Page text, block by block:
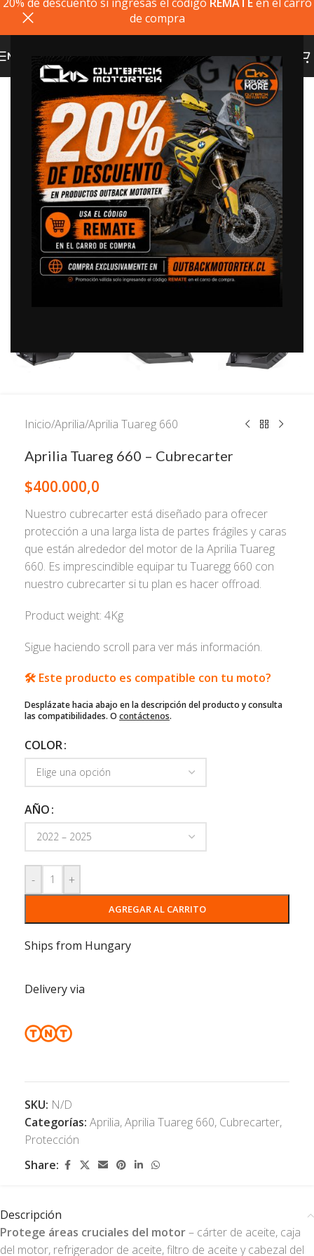
de compra
MENU
20% dto. codigo
REMATE
Click to enlarge
Inicio/Aprilia/Aprilia Tuareg 660
Aprilia Tuareg 660 – Cubrecarter
$400.000,0
Nuestro cubrecarter está diseñado para ofrecer
protección a una larga lista de partes frágiles y caras
que están alrededor del motor de la Aprilia Tuareg
660. Es imprescindible equipar tu Tuaregg 660 con
nuestro cubrecarter si tu plan es hacer offroad.
Product weight: 4Kg
Sigue haciendo scroll para ver más información.
🛠️ Este producto es compatible con tu moto?
Desplázate hacia abajo en la descripción del producto y consulta
las compatibilidades. O contáctenos.
COLOR
AÑO
- +
AGREGAR AL CARRITO
Ships from Hungary
Delivery via
SKU: N/D
Categorías: Aprilia,Aprilia Tuareg 660, Cubrecarter,
Protección
Share:
Descripción
Protege áreas cruciales del motor– cárter de aceite, caja
del motor, refrigerador de aceite, filtro de aceite y cabezal del